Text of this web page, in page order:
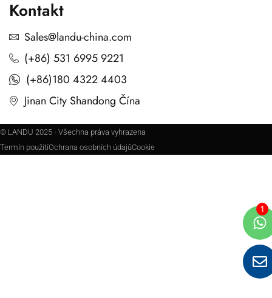
Kontakt
Sales@landu-china.com
(+86) 531 6995 9221
(+86)180 4322 4403
Jinan City Shandong Čína
© LANDU 2025 - Všechna práva vyhrazena
Termín použitíOchrana osobních údajůCookie